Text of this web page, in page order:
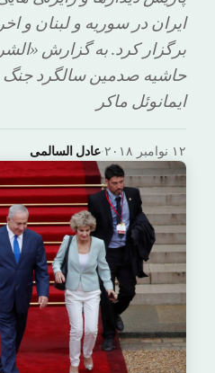
ایران در سوریه و لبنان و
برگزار کرد. به گزارش
حاشیه صدمین سالگرد جنگ
ایمانوئل ماکر
عادل السالمى· ۱۲ نوامبر ۲۰۱۸